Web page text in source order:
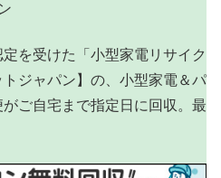
を受けた「小型家電リサイク
ジャパン】の、小型家電＆パ
ご自宅まで指定日に回収。最